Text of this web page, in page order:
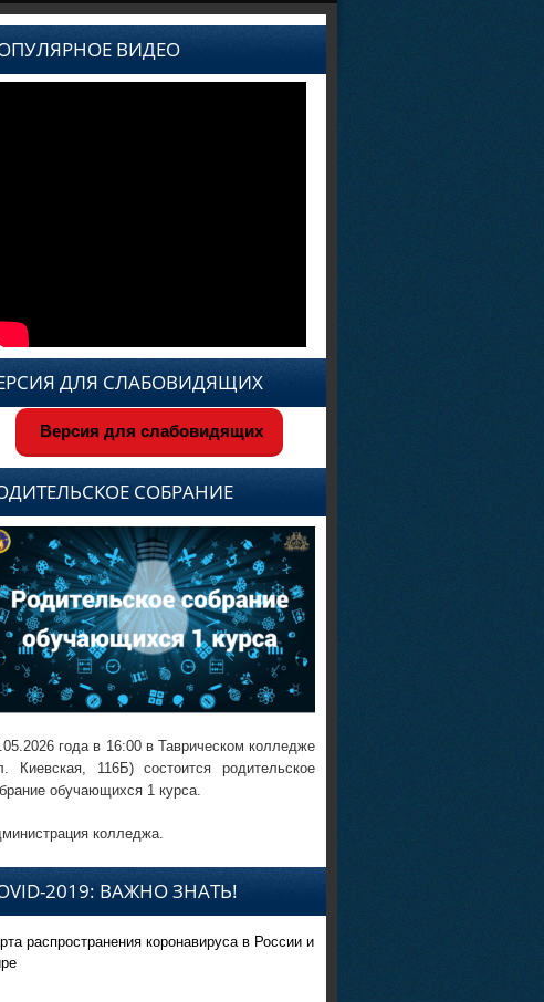
ВИДЕО
ДЛЯ СЛАБОВИДЯЩИХ
Версия для слабовидящих
СОБРАНИЕ
года в 16:00 в Таврическом колледже
Киевская, 116Б) состоится родительское
обучающихся 1 курса.
колледжа.
2019: ВАЖНО ЗНАТЬ!
распространения коронавируса в России и